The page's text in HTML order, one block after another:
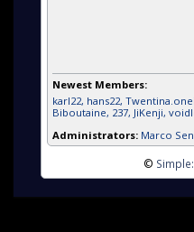
Newest Members:
karl22, hans22,
Biboutaine, 237, JiKenji,
Administrators: Marco
©